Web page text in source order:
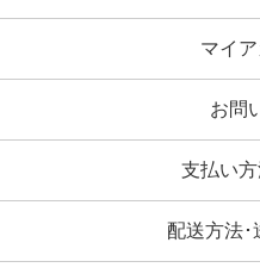
マイ
お問
支払い
配送方法･